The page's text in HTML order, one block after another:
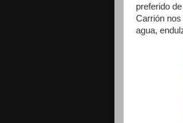
preferido
Carrión
agua,